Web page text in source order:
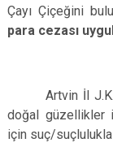
Çayı Çiçeğini
para cezası
Artvin İl
doğal güzellikler
için suç/suçlulukla